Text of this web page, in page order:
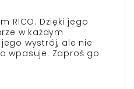
RICO. Dzięki jego
w każdym
wystrój, ale nie
wpasuje. Zaproś go